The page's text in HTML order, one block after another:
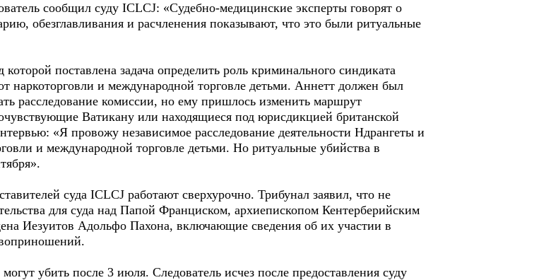
сообщил суду ICLCJ: «Судебно-медицинские эксперты говорят о
обезглавливания и расчленения показывают, что это были ритуальные
поставлена задача определить роль криминального синдиката
наркоторговли и международной торговле детьми. Аннетт должен был
расследование комиссии, но ему пришлось изменить маршрут
Ватикану или находящиеся под юрисдикцией британской
«Я провожу независимое расследование деятельности Ндрангеты и
и международной торговле детьми. Но ритуальные убийства в
суда ICLCJ работают сверхурочно. Трибунал заявил, что не
для суда над Папой Франциском, архиепископом Кентерберийским
Иезуитов Адольфо Пахона, включающие сведения об их участии в
убить после 3 июля. Следователь исчез после предоставления суду